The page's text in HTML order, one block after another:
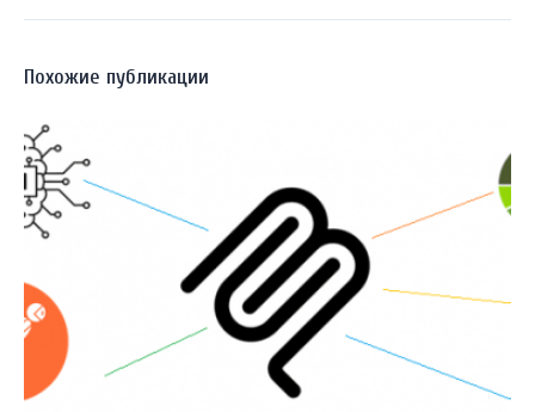
Похожие публикации